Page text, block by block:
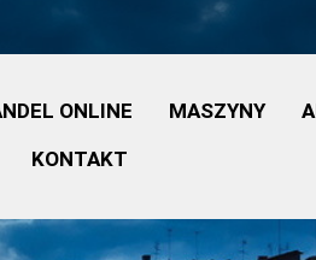
ONLINE MASZYNY
KONTAKT